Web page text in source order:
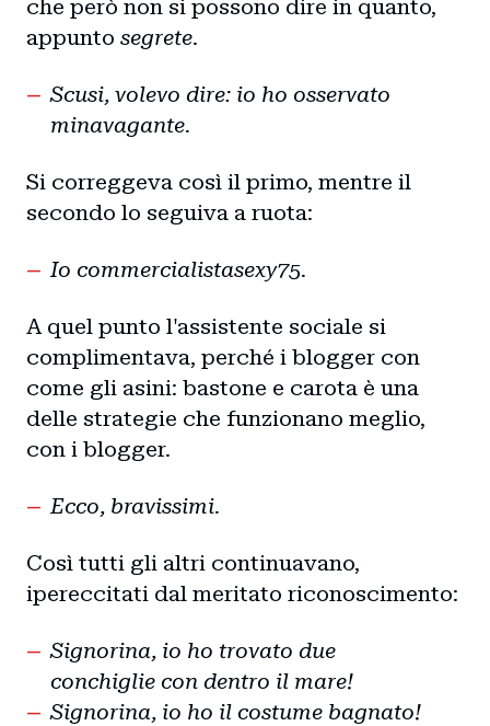
che però non si possono dire in quanto,
appunto segrete.
Scusi, volevo dire: io ho osservato
minavagante.
Si correggeva così il primo, mentre il
secondo lo seguiva a ruota:
Io commercialistasexy75.
A quel punto l'assistente sociale si
complimentava, perché i blogger con
come gli asini: bastone e carota è una
delle strategie che funzionano meglio,
con i blogger.
Ecco, bravissimi.
Così tutti gli altri continuavano,
ipereccitati dal meritato riconoscimento:
Signorina, io ho trovato due
conchiglie con dentro il mare!
Signorina, io ho il costume bagnato!